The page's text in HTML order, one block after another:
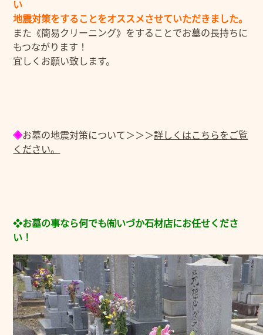
い
地震対策をすることをオススメさせていただきました。
また《簡易クリーニング》をすることでお墓の長持ちに
もつながります！
宜しくお願い致します。
◈お墓の地震対策について＞＞＞詳しくはこちらをご覧
ください。
❖お墓の事なら何でも㈲いづか石材店にお任せくださ
い！